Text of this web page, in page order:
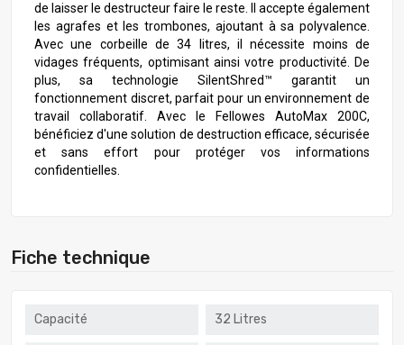
de laisser le destructeur faire le reste. Il accepte également
les agrafes et les trombones, ajoutant à sa polyvalence.
Avec une corbeille de 34 litres, il nécessite moins de
vidages fréquents, optimisant ainsi votre productivité. De
plus, sa technologie SilentShred™ garantit un
fonctionnement discret, parfait pour un environnement de
travail collaboratif. Avec le Fellowes AutoMax 200C,
bénéficiez d'une solution de destruction efficace, sécurisée
et sans effort pour protéger vos informations
confidentielles.
Fiche technique
Capacité 32 Litres